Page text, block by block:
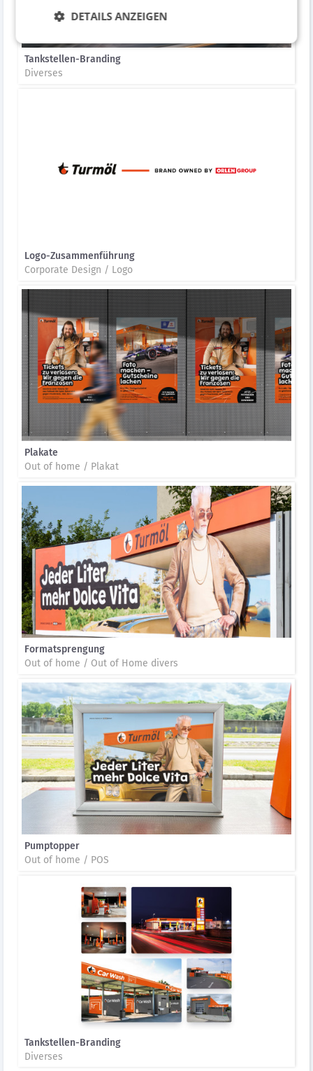
Tankstellen-Branding
Diverses
Logo-Zusammenführung
Corporate Design / Logo
Plakate
Out of home / Plakat
Formatsprengung
Out of home / Out of Home divers
Pumptopper
Out of home / POS
Tankstellen-Branding
Diverses
DETAILS ANZEIGEN